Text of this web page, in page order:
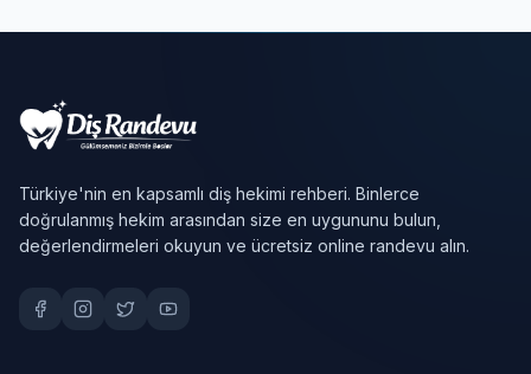
Türkiye'nin en kapsamlı diş hekimi rehberi. Binlerce
doğrulanmış hekim arasından size en uygununu bulun,
değerlendirmeleri okuyun ve ücretsiz online randevu alın.